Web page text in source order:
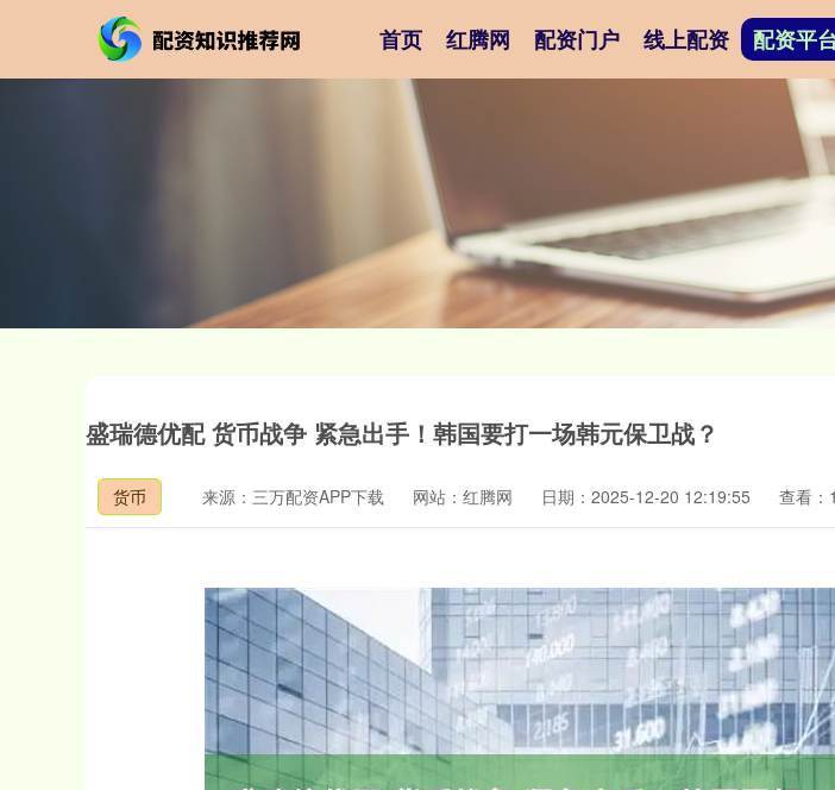
首页 红腾网 配资门户 线上配资 配资平
盛瑞德优配 货币战争 紧急出手！韩国要打一场韩元保卫战？
货币 来源：三万配资APP下载 网站：红腾网 日期：2025-12-20 12:19:55 查看：